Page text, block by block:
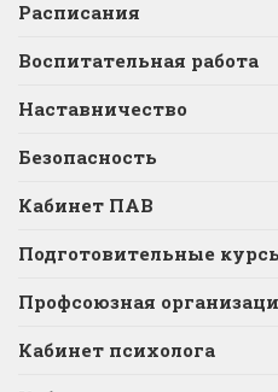
Расписания
Воспитательная работа
Наставничество
Безопасность
Кабинет ПАВ
Подготовительные
Профсоюзная
Кабинет психолога